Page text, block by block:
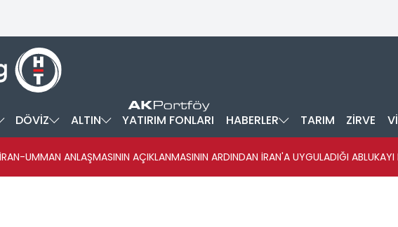
DÖVİZ ALTIN YATIRIM FONLARI HABERLER TARIM ZİRVE
UMMAN ANLAŞMASININ AÇIKLANMASININ ARDINDAN İRAN'A UYGULADIĞI ABLUKAYI